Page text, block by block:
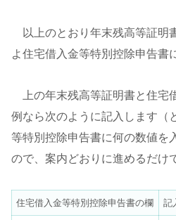
以上のとおり年末残高等証明
よ住宅借入金等特別控除申告書
上の年末残高等証明書と住宅
例なら次のように記入します（
等特別控除申告書に何の数値を
ので、案内どおりに進めるだけ
住宅借入金等特別控除申告書の欄 記